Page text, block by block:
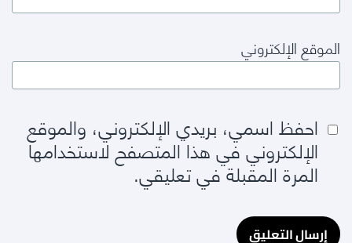
الموقع الإلكتروني
احفظ اسمي، بريدي الإلكتروني، والموقع
الإلكتروني في هذا المتصفح لاستخدامها
المرة المقبلة في تعليقي.